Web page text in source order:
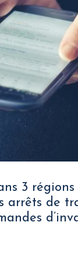
3
arrêts de